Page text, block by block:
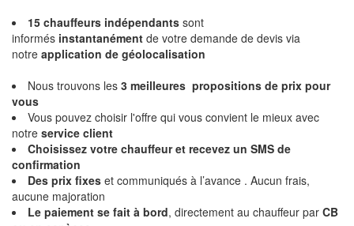
15 chauffeurs indépendants sont
informés instantanément de votre demande de devis via
notre application de géolocalisation
Nous trouvons les 3 meilleures propositions de prix pour
vous
Vous pouvez choisir l'offre qui vous convient le mieux avec
notre service client
Choisissez votre chauffeur et recevez un SMS de
confirmation
Des prix fixes et communiqués à l’avance . Aucun frais,
aucune majoration
Le paiement se fait à bord, directement au chauffeur par CB